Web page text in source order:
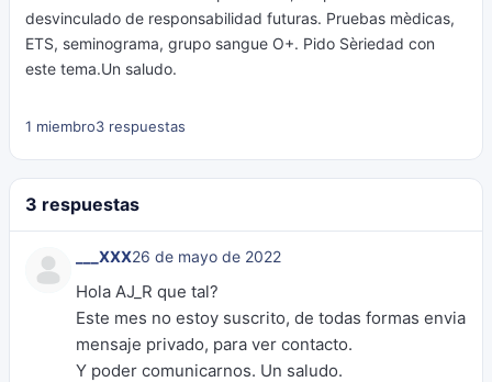
desvinculado de responsabilidad futuras. Pruebas mèdicas,
ETS, seminograma, grupo sangue O+. Pido Sèriedad con
este tema.Un saludo.
1 miembro3 respuestas
3 respuestas
___XXX26 de mayo de 2022
Hola AJ_R que tal?
Este mes no estoy suscrito, de todas formas envia
mensaje privado, para ver contacto.
Y poder comunicarnos. Un saludo.